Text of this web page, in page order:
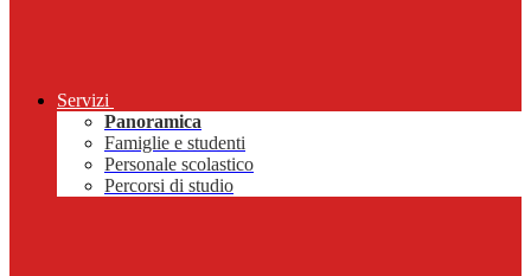
Servizi
Panoramica
Famiglie e studenti
Personale scolastico
Percorsi di studio